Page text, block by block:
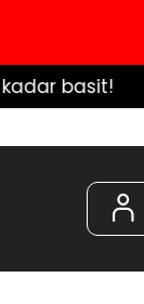
basit!